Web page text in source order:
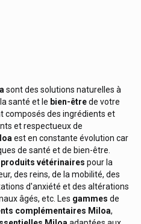
sont des solutions naturelles à
santé et le bien-êtrede votre
composés des ingrédients et
et respectueux de
est en constante évolution car
de santé et de bien-être.
produits vétérinaires pour la
des reins, de la mobilité, des
d'anxiété et des altérations
âgés, etc. Les gammes de
complémentaires Miloa,